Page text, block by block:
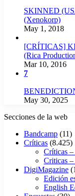
SKINNED
(Xenokorp)
May 1, 2018
[CRÍTICAS]
(Rica
Mar 10, 2016
7
May 30, 2025
Secciones de la web
Bandcamp (11)
Críticas (8.425)
Críticas
Criticas –
DigiMagazine
Edición
English